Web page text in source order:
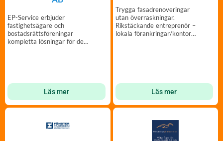
EP-Service erbjuder
fastighetsägare och
bostadsrättsföreningar
kompletta lösningar för den
Läs mer
Trygga fasadrenoveringar
utan överraskningar.
Rikstäckande entreprenör –
lokala förankringar/kontor
Läs mer